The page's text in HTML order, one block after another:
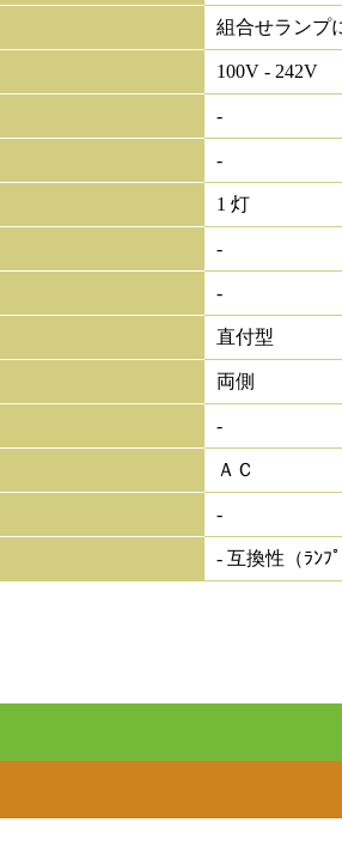
組合せランプ
100V - 242V
-
-
1 灯
-
-
直付型
両側
-
ＡＣ
-
- 互換性（ﾗﾝﾌ